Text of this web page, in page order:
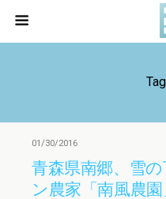
01/30/2016
青森県南郷、雪
ン農家「南風農園